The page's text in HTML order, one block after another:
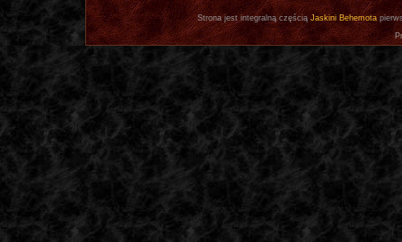
Strona jest integralną częścią Jaskini Behemota